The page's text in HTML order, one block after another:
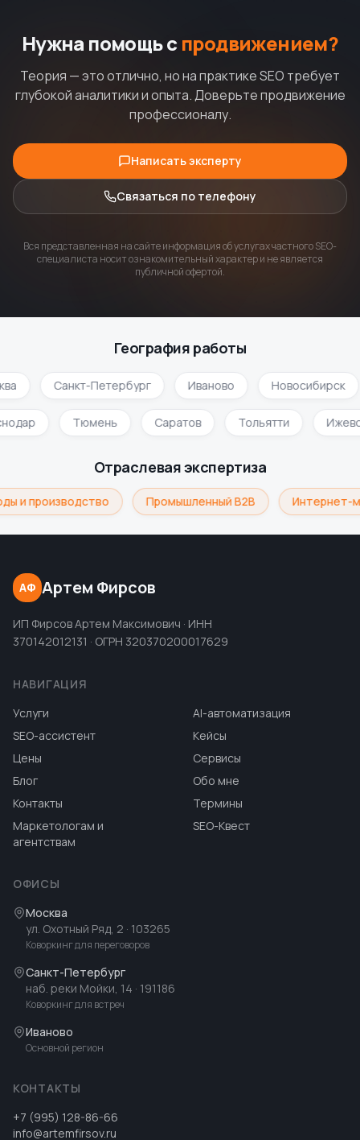
Нужна помощь с продвижением?
Теория — это отлично, но на практике SEO требует
глубокой аналитики и опыта. Доверьте продвижение
профессионалу.
Написать эксперту
Связаться по телефону
Вся представленная на сайте информация об услугах частного SEO-
специалиста носит ознакомительный характер и не является
публичной офертой.
География работы
Санкт-Петербург Иваново Новосибирск
Тюмень Саратов Тольятти
Отраслевая экспертиза
и производство Промышленный B2B Интернет-
АФ Артем Фирсов
ИП Фирсов Артем Максимович · ИНН
370142012131 · ОГРН 320370200017629
НАВИГАЦИЯ
Услуги
AI-автоматизация
SEO-ассистент
Кейсы
Цены
Сервисы
Блог
Обо мне
Контакты
Термины
Маркетологам и
агентствам
SEO-Квест
ОФИСЫ
Москва
ул. Охотный Ряд, 2 · 103265
Коворкинг для переговоров
Санкт-Петербург
наб. реки Мойки, 14 · 191186
Коворкинг для встреч
Иваново
Основной регион
КОНТАКТЫ
+7 (995) 128-86-66
info@artemfirsov.ru